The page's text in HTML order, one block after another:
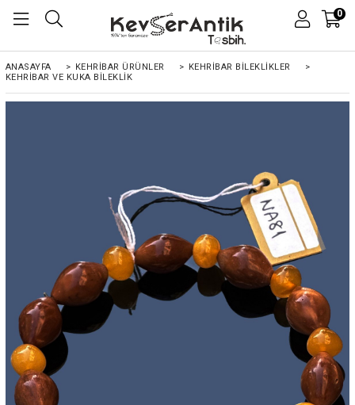
0
ANASAYFA > KEHRİBAR ÜRÜNLER > KEHRİBAR BİLEKLİKLER
>
KEHRIBAR VE KUKA BILEKLIK